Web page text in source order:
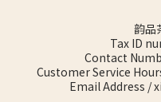
韵品
Tax ID
Contact
Customer Service
Email Address /